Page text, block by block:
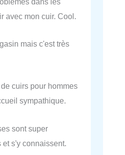
avec mon cuir. Cool.
mais c'est très
cuirs pour hommes
sympathique.
sont super
s'y connaissent.